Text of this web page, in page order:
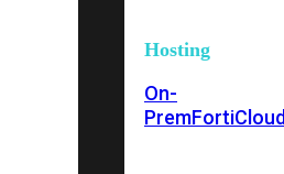
Hosting
On-
PremFortiCloud